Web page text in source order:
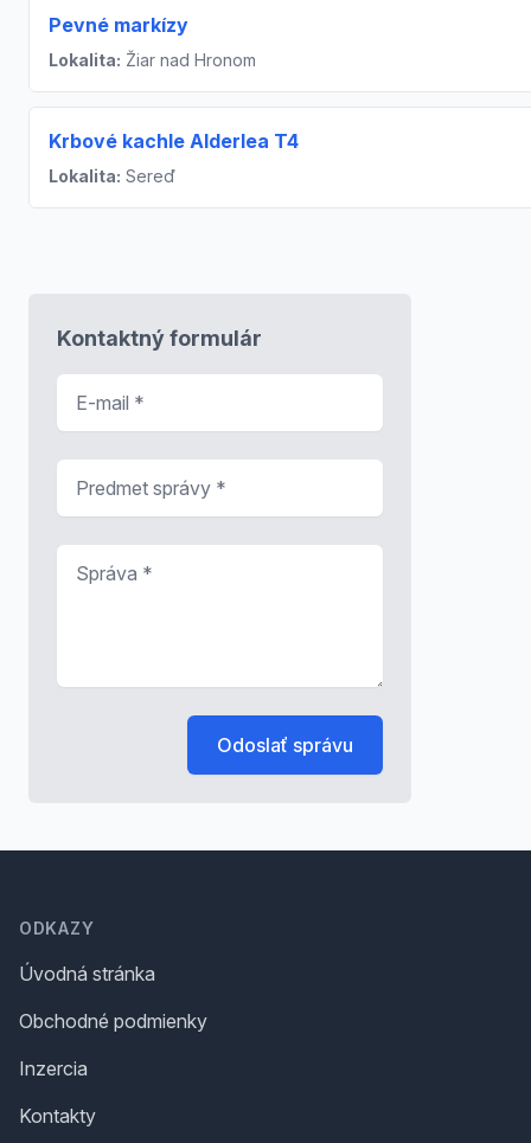
Pevné markízy
Lokalita: Žiar nad Hronom
Krbové kachle Alderlea T4
Lokalita: Sereď
Kontaktný formulár
Odoslať správu
ODKAZY
Úvodná stránka
Obchodné podmienky
Inzercia
Kontakty